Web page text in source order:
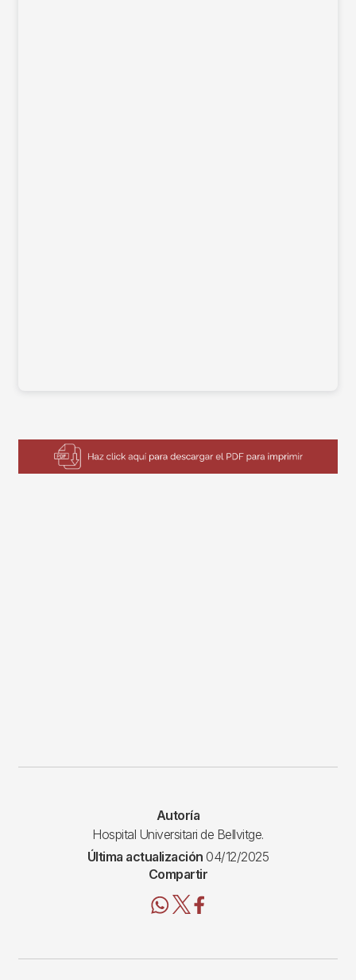
Imagen
Autoría
Hospital Universitari de Bellvitge.
Última actualización 04/12/2025
Compartir